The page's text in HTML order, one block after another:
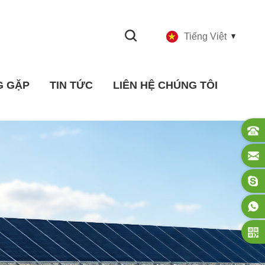
Tiếng Việt
GẶP TIN TỨC LIÊN HỆ CHÚNG TÔI